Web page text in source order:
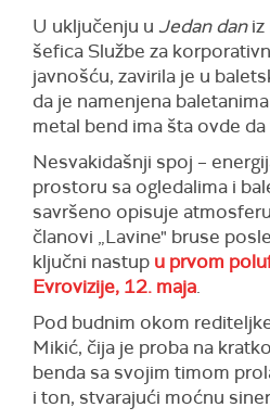
U uključenju u Jedan daniz
šefica Službe za
javnošću, zavirila je u
da je namenjena
metal bend ima šta ovde da
Nesvakidašnji spoj –
prostoru sa ogledalima i
savršeno opisuje
članovi „Lavine" bruse
ključni nastup u prvom
Evrovizije, 12. maja.
Pod budnim okom
Mikić, čija je proba na
benda sa svojim timom
i ton, stvarajući moćnu